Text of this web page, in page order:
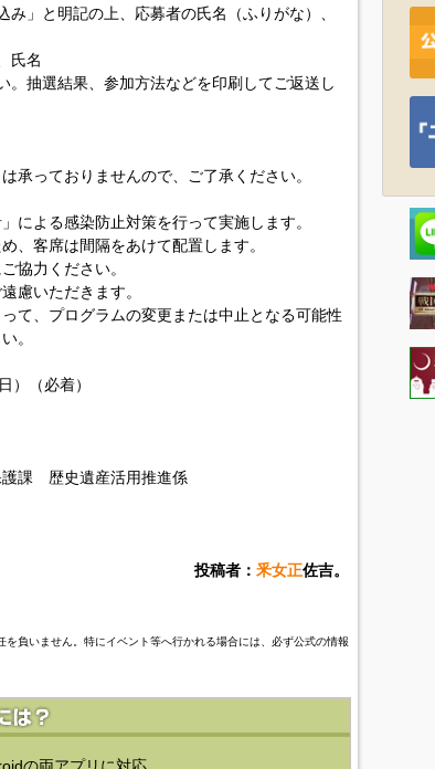
」と明記の上、応募者の氏名（ふりがな）、
氏名
。抽選結果、参加方法などを印刷してご返送し
っておりませんので、ご了承ください。
による感染防止対策を行って実施します。
、客席は間隔をあけて配置します。
協力ください。
慮いただきます。
て、プログラムの変更または中止となる可能性
。
）（必着）
課 歴史遺産活用推進係
投稿者： 釆女正佐吉。
負いません。特にイベント等へ行かれる場合には、必ず公式の情報